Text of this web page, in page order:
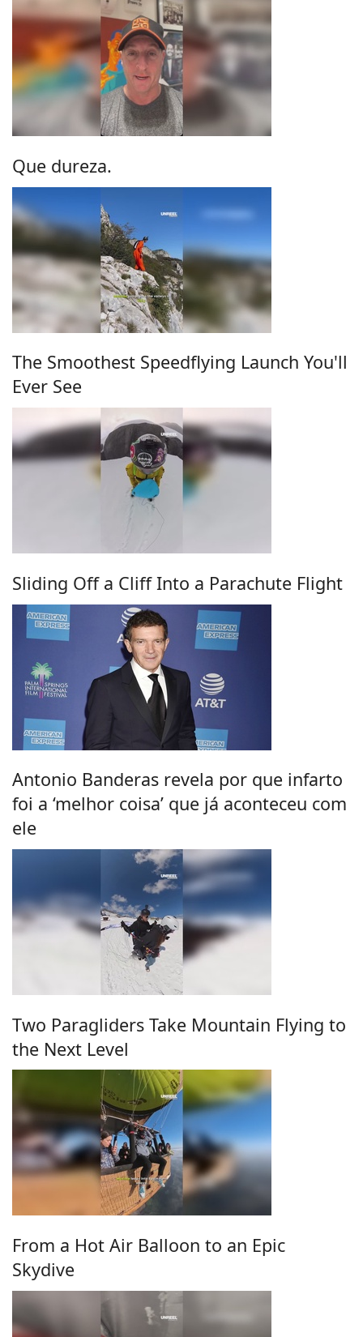
Que dureza.
The Smoothest Speedflying Launch You'll
Ever See
Sliding Off a Cliff Into a Parachute Flight
Antonio Banderas revela por que infarto
foi a ‘melhor coisa’ que já aconteceu com
ele
Two Paragliders Take Mountain Flying to
the Next Level
From a Hot Air Balloon to an Epic
Skydive